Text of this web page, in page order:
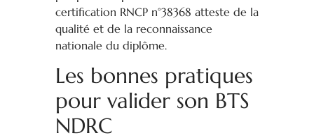
certification RNCP n°38368 atteste de la
qualité et de la reconnaissance
nationale du diplôme.
Les bonnes pratiques
pour valider son BTS
NDRC